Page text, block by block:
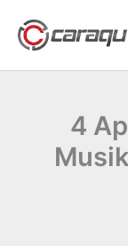
konten
4